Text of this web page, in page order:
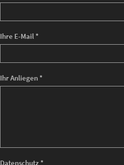
Ihre E-Mail *
Ihr Anliegen *
Datenschutz *